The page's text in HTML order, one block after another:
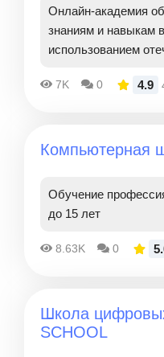
Онлайн-академия
знаниям и навыкам
использованием
7K 0 4.9
Компьютерная
Обучение
до 15 лет
8.63K 0
Школа
SCHOOL